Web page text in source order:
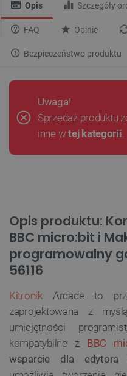
Opis Szczegóły
FAQ Opinie
Bezpieczeństwo produktu
Uwaga!
Sprzedaż produktu
inne wtej kategorii.
Opis produktu:
BBC micro:bit i
programowalny
56116
KitronikArcade to
zaprojektowana z
umiejętności
kompatybilne z BBC
wsparcie dla edytora